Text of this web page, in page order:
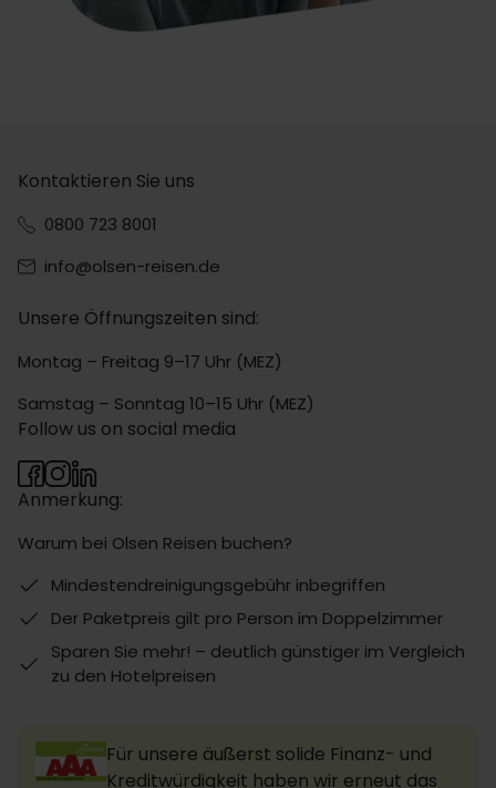
Kontaktieren Sie uns
0800 723 8001
info@olsen-reisen.de
Unsere Öffnungszeiten sind:
Montag – Freitag 9–17 Uhr (MEZ)
Samstag – Sonntag 10–15 Uhr (MEZ)
Anmerkung:
Warum bei Olsen Reisen buchen?
Mindestendreinigungsgebühr inbegriffen
Der Paketpreis gilt pro Person im Doppelzimmer
Sparen Sie mehr! – deutlich günstiger im Vergleich
zu den Hotelpreisen
Follow us on social media
Für unsere äußerst solide Finanz- und
Kreditwürdigkeit haben wir erneut das